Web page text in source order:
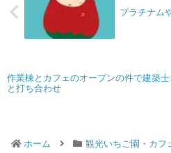
プラチナム
作業棟とカフェのオープンの件で建築士
と打ち合わせ
ホーム 観光いちご園・カフ